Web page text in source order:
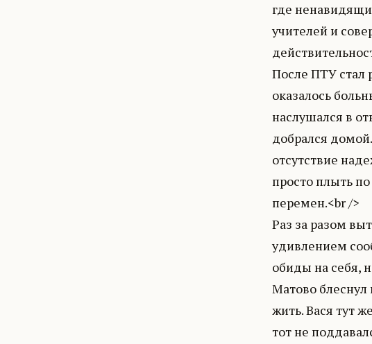
где
учителей и
После ПТУ стал
оказалось
наслушался в
добрался
отсутствие
просто плыть
перемен.<br />
Раз за разом
удивлением
обиды на себя,
Матово блеснул
жить. Вася тут
тот не